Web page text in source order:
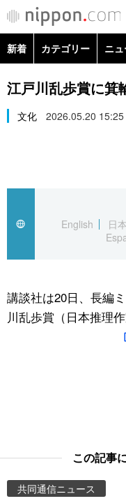
社会
スポーツ・東京2020
旅と暮らし
Images
新着 カテゴリー ニ
政治・外交
経済・ビジネス
社会
文化
科学・技術
暮らし
江戸川乱歩賞に
文化 2026.05.20
English
日
講談社は20日、長編
川乱歩賞（日本推理
この記事
共同通信ニュース